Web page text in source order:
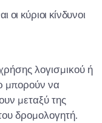
οι κύριοι κίνδυνοι
λογισμικού ή
μπορούν να
μεταξύ της
δρομολογητή.